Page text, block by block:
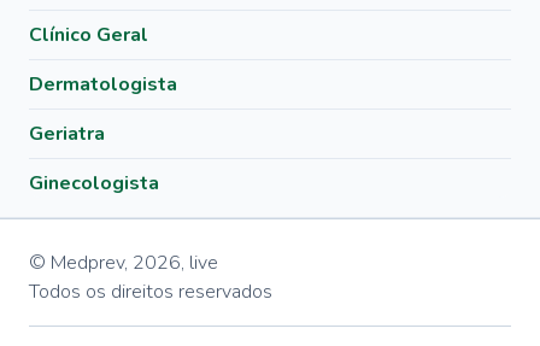
Clínico Geral
Dermatologista
Geriatra
Ginecologista
© Medprev, 2026, live
Todos os direitos reservados